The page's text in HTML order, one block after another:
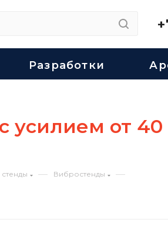
Разработки
от 40
— Вибростенды —